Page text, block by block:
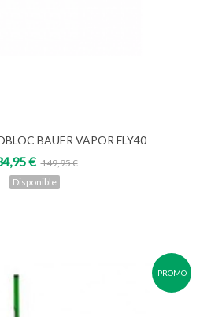
BAUER VAPOR FLY40
€ 149,95 €
Disponible
PROMO